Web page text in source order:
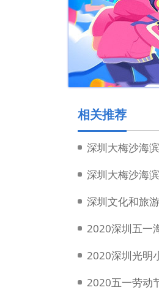
相关推荐
深圳大梅沙海
深圳大梅沙海
深圳文化和旅
2020深圳五一
2020深圳光明
2020五一劳动